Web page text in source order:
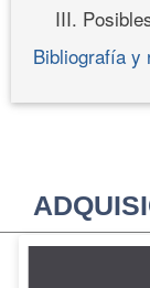
III.
Bibliografía y